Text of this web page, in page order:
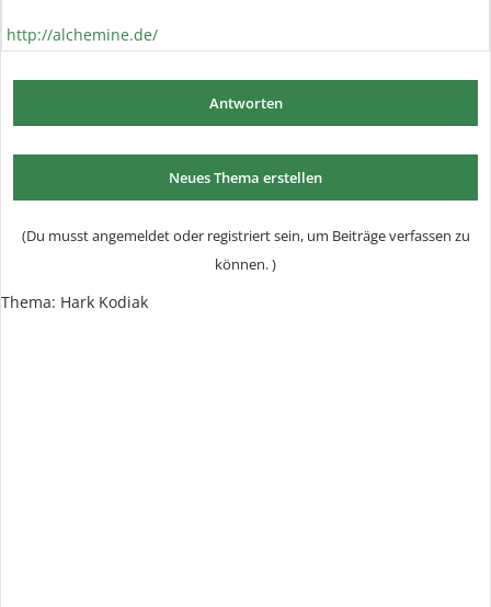
http://alchemine.de/
Antworten
Neues Thema erstellen
(Du musst angemeldet oder registriert sein, um Beiträge verfassen zu
können. )
Thema: Hark Kodiak